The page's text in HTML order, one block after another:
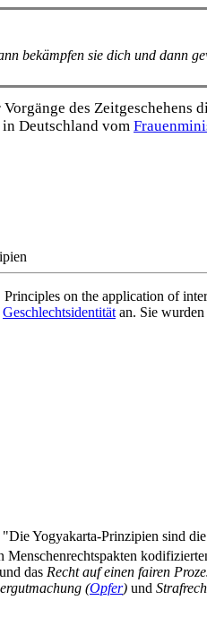
bekämpfen sie dich und dann
des
Deutschland vom
on the application of
Geschlechtsidentität an. Sie
Yogyakarta-Prinzipien sind
und das Recht auf einen fairen
(Opfer) und